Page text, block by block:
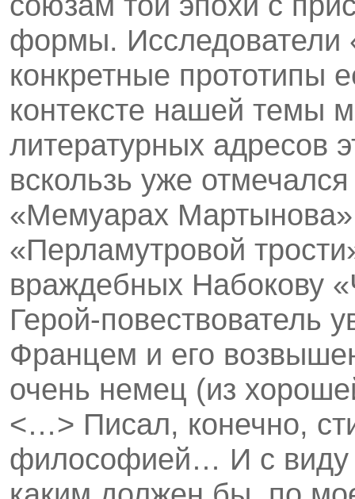
формы. Исследователи
конкретные прототипы
контексте нашей темы
литературных адресов
вскользь уже
«Мемуарах Мартынова»
«Перламутровой
враждебных Набокову
Герой-повествователь
Францем и его
очень немец (из
<…> Писал, конечно,
философией… И с виду